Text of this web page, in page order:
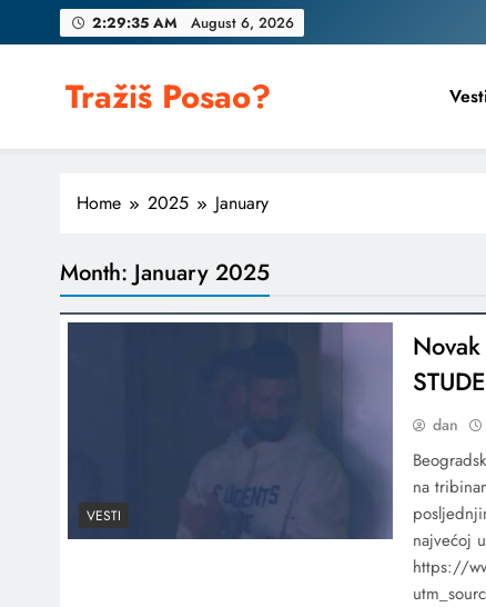
to
2:29:36 AM August 6, 2026
Tražiš Posao?
Home 2025 January
Month: January 2025
VESTI
dan
na
najvećoj
https://